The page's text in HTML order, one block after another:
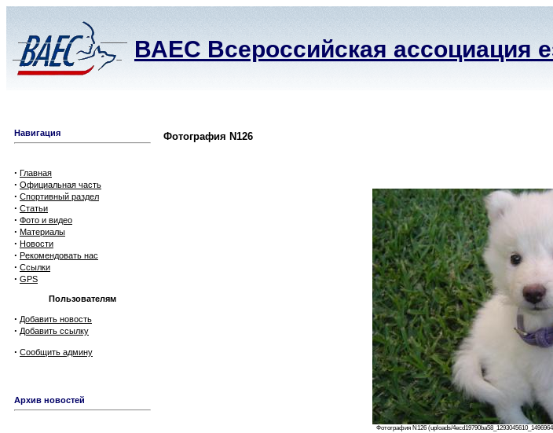
ВАЕС Всероссийская ассоциация
Навигация
· Главная
· Официальная часть
· Спортивный раздел
· Статьи
· Фото и видео
· Материалы
· Новости
· Рекомендовать нас
· Ссылки
· GPS
Пользователям
· Добавить новость
· Добавить ссылку
· Сообщить админу
Архив новостей
Фотография N126
Фотография N126 (uploads/